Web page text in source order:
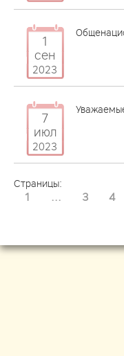
1
сен
2023
7
июл
2023
Страницы:
1 ... 3 4